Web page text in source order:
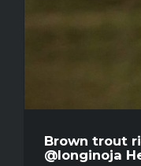
Brown trout
@longinoja